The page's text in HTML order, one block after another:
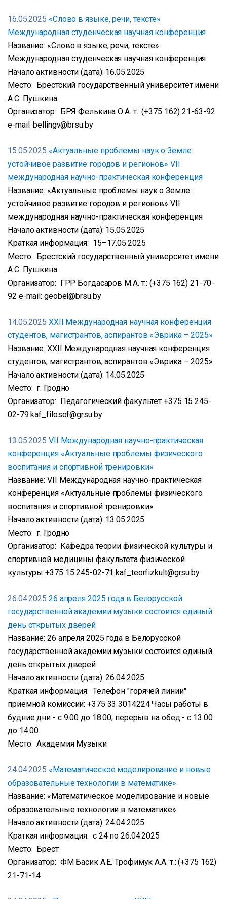
16.05.2025 «Слово в языке, речи, тексте»
Международная студенческая научная конференция
Название: «Слово в языке, речи, тексте»
Международная студенческая научная конференция
Начало активности (дата): 16.05.2025
Место: Брестский государственный университет имени
А.С. Пушкина
Организатор: БРЯ Фелькина О.А. т.: (+375 162) 21-63-92
e-mail: bellingv@brsu.by
15.05.2025 «Актуальные проблемы наук о Земле:
устойчивое развитие городов и регионов» VII
международная научно-практическая конференция
Название: «Актуальные проблемы наук о Земле:
устойчивое развитие городов и регионов» VII
международная научно-практическая конференция
Начало активности (дата): 15.05.2025
Краткая информация: 15–17.05.2025
Место: Брестский государственный университет имени
А.С. Пушкина
Организатор: ГРР Богдасаров М.А. т.: (+375 162) 21-70-
92 e-mail: geobel@brsu.by
14.05.2025 XXII Международная научная конференция
студентов, магистрантов, аспирантов «Эврика – 2025»
Название: XXII Международная научная конференция
студентов, магистрантов, аспирантов «Эврика – 2025»
Начало активности (дата): 14.05.2025
Место: г. Гродно
Организатор: Педагогический факультет +375 15 245-
02-79 kaf_filosof@grsu.by
13.05.2025 VII Международная научно-практическая
конференция «Актуальные проблемы физического
воспитания и спортивной тренировки»
Название: VII Международная научно-практическая
конференция «Актуальные проблемы физического
воспитания и спортивной тренировки»
Начало активности (дата): 13.05.2025
Место: г. Гродно
Организатор: Кафедра теории физической культуры и
спортивной медицины факультета физической
культуры +375 15 245-02-71 kaf_teorfizkult@grsu.by
26.04.2025 26 апреля 2025 года в Белорусской
государственной академии музыки состоится единый
день открытых дверей
Название: 26 апреля 2025 года в Белорусской
государственной академии музыки состоится единый
день открытых дверей
Начало активности (дата): 26.04.2025
Краткая информация: Телефон "горячей линии"
приемной комиссии: +375 33 3014224 Часы работы в
будние дни - с 9.00 до 18.00, перерыв на обед - с 13.00
до 14.00.
Место: Академия Музыки
24.04.2025 «Математическое моделирование и новые
образовательные технологии в математике»
Название: «Математическое моделирование и новые
образовательные технологии в математике»
Начало активности (дата): 24.04.2025
Краткая информация: с 24 по 26.04.2025
Место: Брест
Организатор: ФМ Басик А.Е. Трофимук А.А. т.: (+375 162)
21-71-14